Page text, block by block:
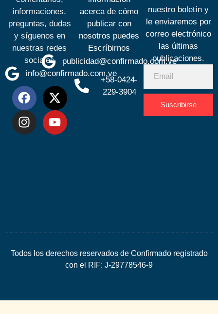
informaciones,
preguntas, dudas
y síguenos en
nuestras redes
sociales
info@confirmado.com.ve
acerca de cómo
publicar con
nosotros puedes
Escríbirnos
publicidad@confirmado.com.ve
+58-0424-
229-3904
nuestro boletín y
le enviaremos por
correo electrónico
las últimas
publicaciones.
Suscribirse
Todos los derechos reservados de Confirmado registrado
con el RIF: J-29778546-9